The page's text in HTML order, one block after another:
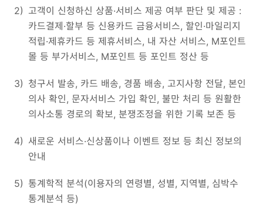
2) 고객이 신청하신 상품·서비스 제공 여부 판단 및 제공 :
카드결제·할부 등 신용카드 금융서비스, 할인·마일리지
적립·제휴카드 등 제휴서비스, 내 자산 서비스, M포인트
몰 등 부가서비스, M포인트 등 포인트 정산 등
3) 청구서 발송, 카드 배송, 경품 배송, 고지사항 전달, 본인
의사 확인, 문자서비스 가입 확인, 불만 처리 등 원활한
의사소통 경로의 확보, 분쟁조정을 위한 기록 보존 등
4) 새로운 서비스·신상품이나 이벤트 정보 등 최신 정보의
안내
5) 통계학적 분석(이용자의 연령별, 성별, 지역별, 심박수
통계분석 등)